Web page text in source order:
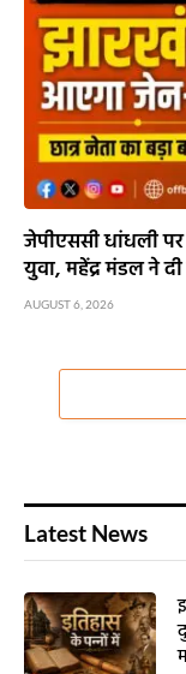
जेपीएससी धांधली
युवा, महेंद्र मंडल ने
AUGUST 6, 2026
Latest News